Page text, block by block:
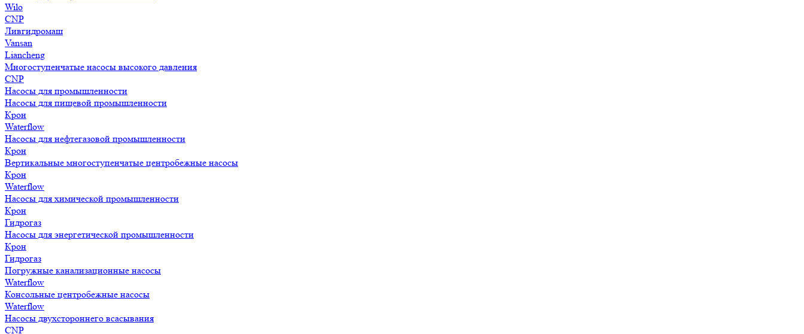
Wilo
CNP
Ливгидромаш
Vansan
Liancheng
Многоступенчатые насосы высокого давления
CNP
Насосы для промышленности
Насосы для пищевой промышленности
Крон
Waterflow
Насосы для нефтегазовой промышленности
Крон
Вертикальные многоступенчатые центробежные насосы
Крон
Waterflow
Насосы для химической промышленности
Крон
Гидрогаз
Насосы для энергетической промышленности
Крон
Гидрогаз
Погружные канализационные насосы
Waterflow
Консольные центробежные насосы
Waterflow
Насосы двухстороннего всасывания
CNP